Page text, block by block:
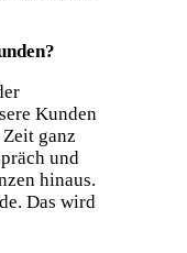
Kunden
ganz
und
hinaus.
Das wird